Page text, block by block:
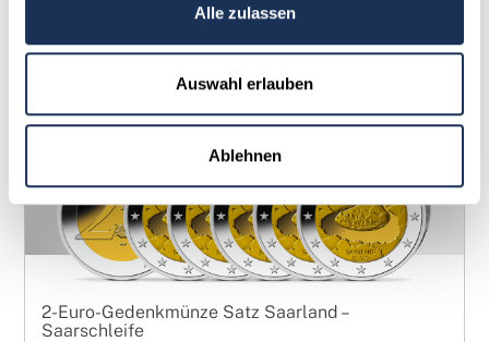
Alle zulassen
Auswahl erlauben
Ablehnen
2-Euro-Gedenkmünze Satz Saarland –
Saarschleife